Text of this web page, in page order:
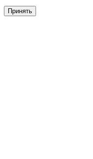
Принять